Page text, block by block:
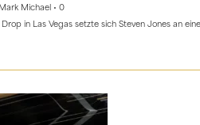
Michael • 0
in Las Vegas setzte sich Steven Jones an